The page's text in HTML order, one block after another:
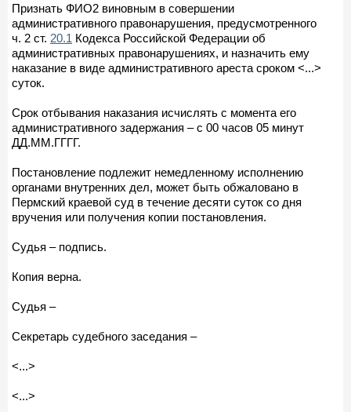
Признать ФИО2 виновным в совершении
административного правонарушения, предусмотренного
ч. 2 ст. 20.1 Кодекса Российской Федерации об
административных правонарушениях, и назначить ему
наказание в виде административного ареста сроком <...>
суток.
Срок отбывания наказания исчислять с момента его
административного задержания – с 00 часов 05 минут
ДД.ММ.ГГГГ.
Постановление подлежит немедленному исполнению
органами внутренних дел, может быть обжаловано в
Пермский краевой суд в течение десяти суток со дня
вручения или получения копии постановления.
Судья – подпись.
Копия верна.
Судья –
Секретарь судебного заседания –
<...>
<...>